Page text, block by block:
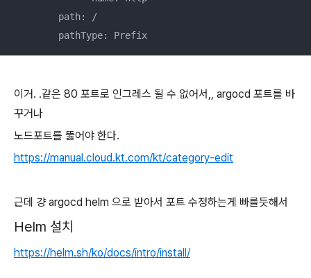
        path: /
        pathType: Prefix
이거. .같은 80 포트로 인그레스 될 수 없어서,, argocd 포트를 바
꾸거나
노드포트를 뚫어야 한다.
https://manual.cloud.kt.com/kt/category-edit
근데 걍 argocd helm 으로 받아서 포트 수정하는게 빠를듯해서
Helm 설치
https://helm.sh/ko/docs/intro/install/